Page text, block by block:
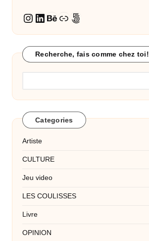
Instagram
LinkedIn
Behance
Lien500px
Recherche, fais comme chez toi!
Categories
Artiste
CULTURE
Jeu video
LES COULISSES
Livre
OPINION